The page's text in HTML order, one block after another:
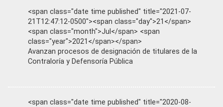
<span class="date time published" title="2021-07-
21T12:47:12-0500"><span class="day">21</span>
<span class="month">Jul</span> <span
class="year">2021</span></span>
Avanzan procesos de designación de titulares de la
Contraloría y Defensoría Pública
<span class="date time published" title="2020-08-